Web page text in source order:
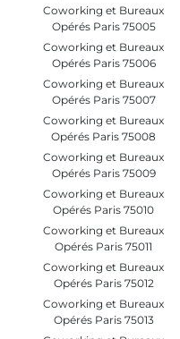
Coworking et Bureaux
Opérés Paris 75005
Coworking et Bureaux
Opérés Paris 75006
Coworking et Bureaux
Opérés Paris 75007
Coworking et Bureaux
Opérés Paris 75008
Coworking et Bureaux
Opérés Paris 75009
Coworking et Bureaux
Opérés Paris 75010
Coworking et Bureaux
Opérés Paris 75011
Coworking et Bureaux
Opérés Paris 75012
Coworking et Bureaux
Opérés Paris 75013